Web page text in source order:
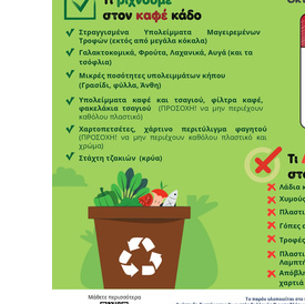
ΠΟΛΙΤΙΣΜΟΣ
ΑΝΘΕΚΤΙΚΗ